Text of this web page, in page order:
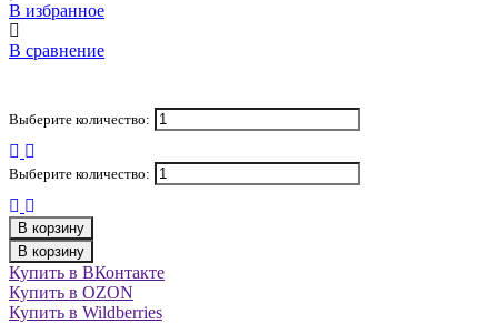
В избранное
В сравнение
Выберите количество:
Выберите количество:
В корзину
В корзину
Купить в ВКонтакте
Купить в OZON
Купить в Wildberries